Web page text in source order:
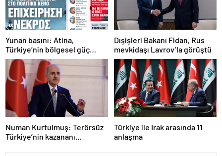
Yunan basını: Atina,
Türkiye’nin bölgesel güç
olmasını durduramadı
Dışişleri Bakanı Fidan, Rus
mevkidaşı Lavrov’la görüştü
Numan Kurtulmuş: Terörsüz
Türkiye’nin kazananı
Türkiye ile Irak arasında 11
anlaşma